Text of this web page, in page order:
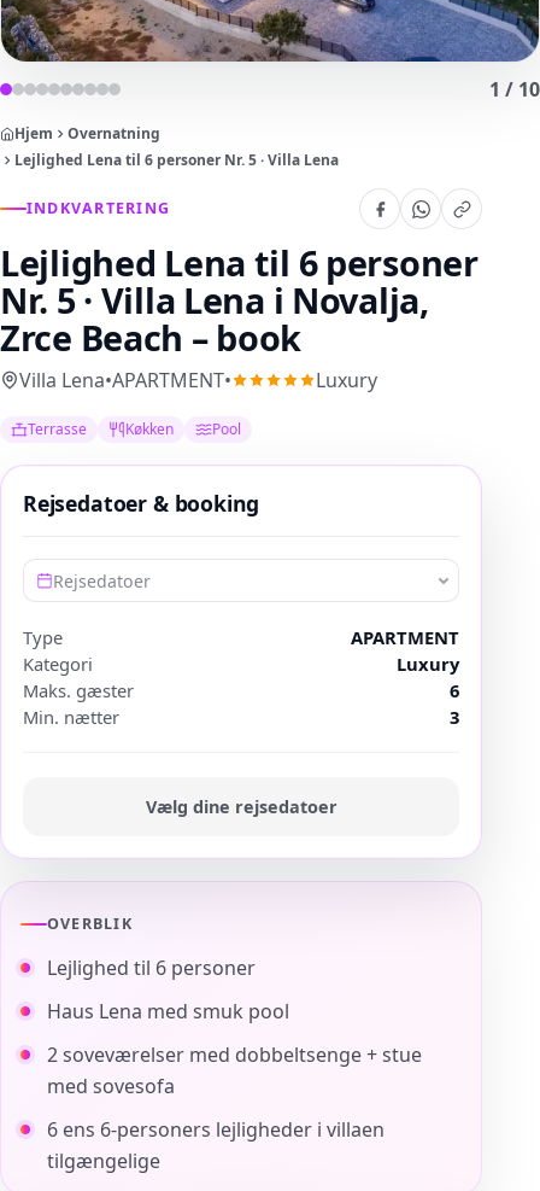
1 / 10
Hjem
Overnatning
Lejlighed Lena til 6 personer Nr. 5 · Villa Lena
INDKVARTERING
Lejlighed Lena til 6 personer
Nr. 5 · Villa Lena i Novalja,
Zrce Beach – book
Villa Lena•APARTMENT• Luxury
Terrasse Køkken Pool
OVERBLIK
Lejlighed til 6 personer
Haus Lena med smuk pool
2 soveværelser med dobbeltsenge + stue
med sovesofa
6 ens 6-personers lejligheder i villaen
tilgængelige
Rejsedatoer & booking
Rejsedatoer
Type
APARTMENT
Kategori
Luxury
Maks. gæster
6
Min. nætter
3
Vælg dine rejsedatoer